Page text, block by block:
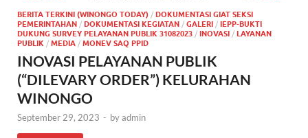
BERITA TERKINI (WINONGO TODAY) / DOKUMENTASI GIAT SEKSI
PEMERINTAHAN / DOKUMENTASI KEGIATAN / GALERI / IEPP-BUKTI
DUKUNG SURVEY PELAYANAN PUBLIK 31082023 / INOVASI / LAYANAN
PUBLIK / MEDIA / MONEV SAQ PPID
INOVASI PELAYANAN PUBLIK
(“DILEVARY ORDER”) KELURAHAN
WINONGO
September 29, 2023 - byadmin